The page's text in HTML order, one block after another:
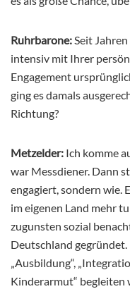
Ruhrbarone:Seit
intensiv mit Ihrer
Engagement
ging es damals
Richtung?
Metzelder: Ich komme
war Messdiener. Dann
engagiert, sondern wie.
im eigenen Land mehr
zugunsten sozial
Deutschland gegründet.
„Ausbildung“,
Kinderarmut“